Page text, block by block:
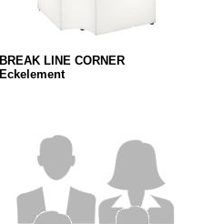
BREAK LINE CORNER
Eckelement